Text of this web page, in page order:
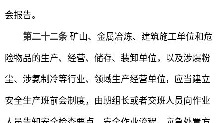
会报告。
第二十二条 矿山、金属冶炼、建筑施工单位和危
险物品的生产、经营、储存、装卸单位，以及涉爆粉
尘、涉氨制冷等行业、领域生产经营单位，应当建立
安全生产班前会制度，由班组长或者交班人员向作业